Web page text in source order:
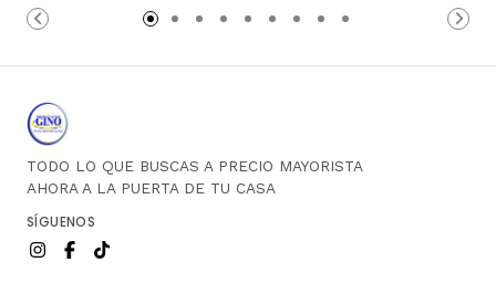
carrito carrito
TODO LO QUE BUSCAS A PRECIO MAYORISTA
AHORA A LA PUERTA DE TU CASA
SÍGUENOS